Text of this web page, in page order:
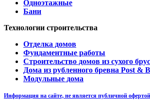
Одноэтажные
Бани
Технологии строительства
Отделка домов
Фундаментные работы
Строительство домов из сухого
Дома из рубленного бревна Post &
Модульные дома
Информация на сайте, не является публичной офертой